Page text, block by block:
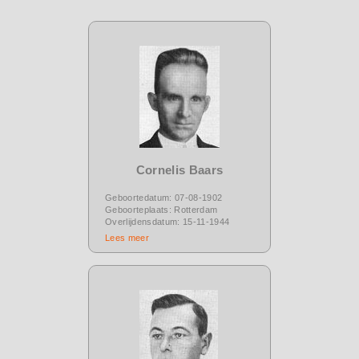
Cornelis Baars
Geboortedatum: 07-08-1902
Geboorteplaats: Rotterdam
Overlijdensdatum: 15-11-1944
Lees meer